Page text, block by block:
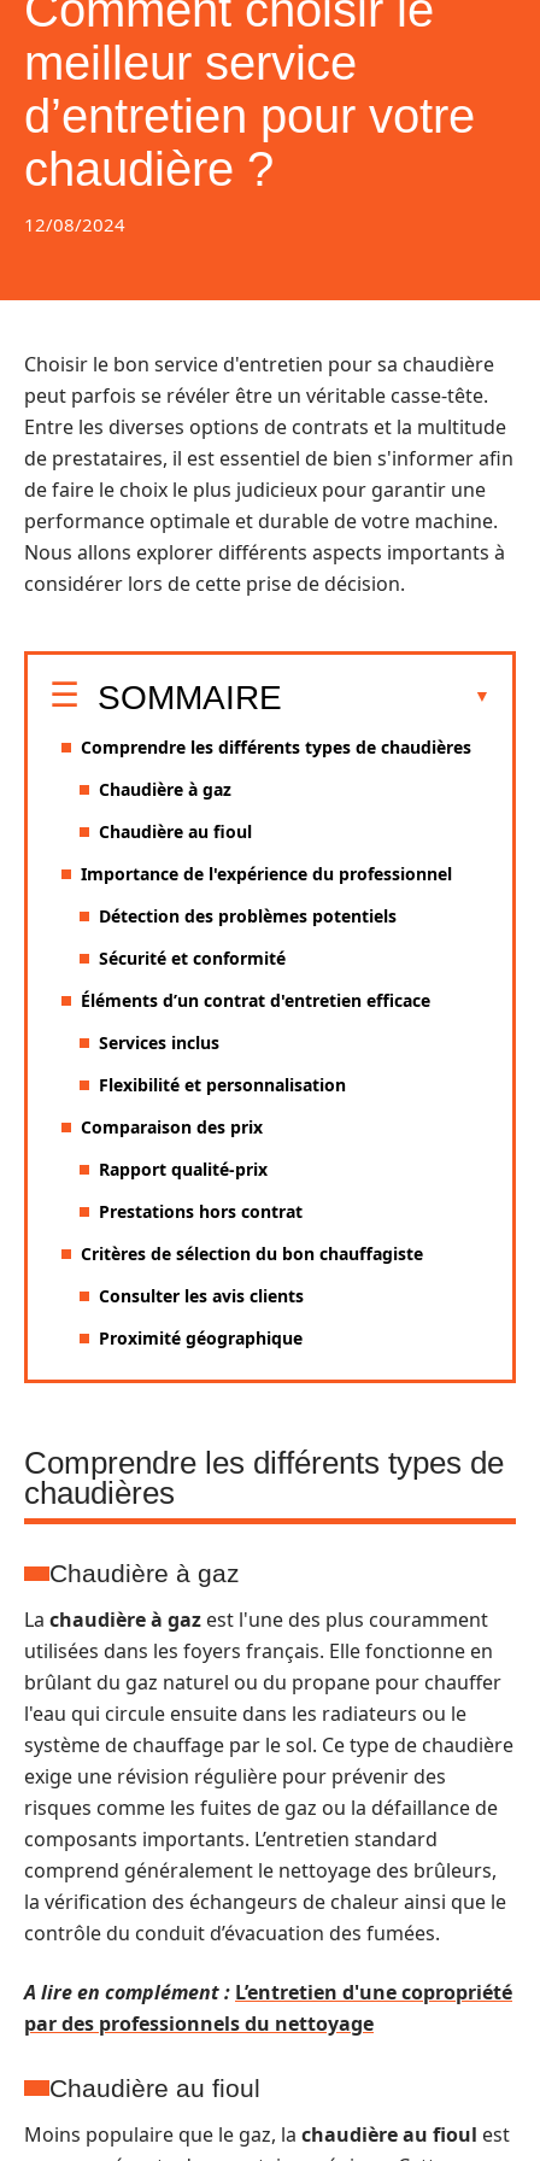
meilleur service
d’entretien pour votre
chaudière ?
12/08/2024
Choisir le bon service d'entretien pour sa chaudière
peut parfois se révéler être un véritable casse-tête.
Entre les diverses options de contrats et la multitude
de prestataires, il est essentiel de bien s'informer afin
de faire le choix le plus judicieux pour garantir une
performance optimale et durable de votre machine.
Nous allons explorer différents aspects importants à
considérer lors de cette prise de décision.
SOMMAIRE
Comprendre les différents types de chaudières
Chaudière à gaz
Chaudière au fioul
Importance de l'expérience du professionnel
Détection des problèmes potentiels
Sécurité et conformité
Éléments d’un contrat d'entretien efficace
Services inclus
Flexibilité et personnalisation
Comparaison des prix
Rapport qualité-prix
Prestations hors contrat
Critères de sélection du bon chauffagiste
Consulter les avis clients
Proximité géographique
Comprendre les différents types de
chaudières
Chaudière à gaz
La chaudière à gaz est l'une des plus couramment
utilisées dans les foyers français. Elle fonctionne en
brûlant du gaz naturel ou du propane pour chauffer
l'eau qui circule ensuite dans les radiateurs ou le
système de chauffage par le sol. Ce type de chaudière
exige une révision régulière pour prévenir des
risques comme les fuites de gaz ou la défaillance de
composants importants. L’entretien standard
comprend généralement le nettoyage des brûleurs,
la vérification des échangeurs de chaleur ainsi que le
contrôle du conduit d’évacuation des fumées.
A lire en complément : L’entretien d'une copropriété
par des professionnels du nettoyage
Chaudière au fioul
Moins populaire que le gaz, la chaudière au fioul est